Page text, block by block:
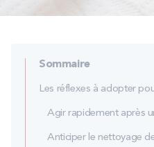
Technologie bultex
Sommaire
Les réflexes à adopter
Agir rapidement après
Anticiper le nettoyage